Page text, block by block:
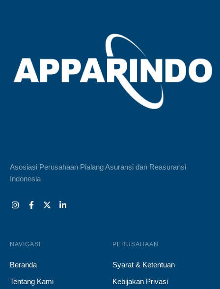
Asosiasi Perusahaan Pialang Asuransi dan Reasuransi
Indonesia
NAVIGASI
Beranda
Tentang Kami
PERUSAHAAN
Syarat & Ketentuan
Kebijakan Privasi